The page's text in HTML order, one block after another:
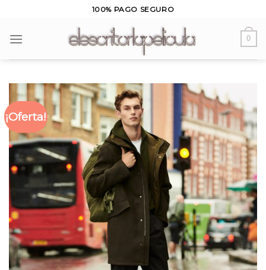
content
100% PAGO SEGURO
0
¡Oferta!